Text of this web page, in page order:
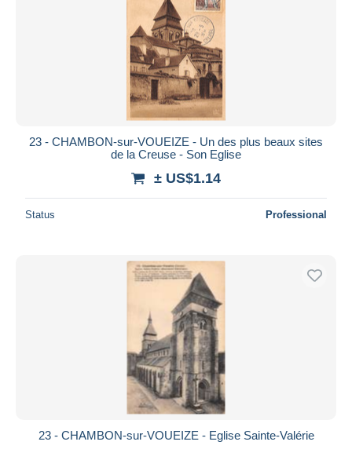
23 - CHAMBON-sur-VOUEIZE - Un des plus beaux sites
de la Creuse - Son Eglise
± US$1.14
Status Professional
23 - CHAMBON-sur-VOUEIZE - Eglise Sainte-Valérie